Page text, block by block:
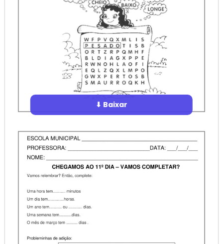
⬇ Baixar